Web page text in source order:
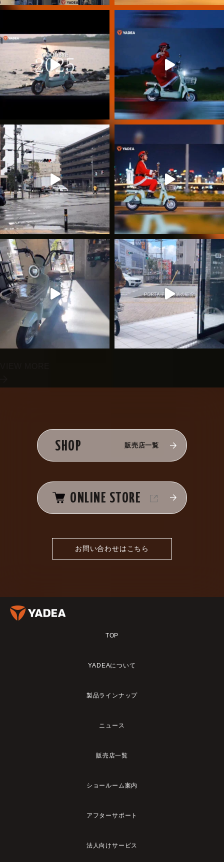
SHOP 販売店一覧
ONLINE STORE
お問い合わせはこちら
TOP
YADEAについて
製品ラインナップ
ニュース
販売店一覧
ショールーム案内
アフターサポート
法人向けサービス